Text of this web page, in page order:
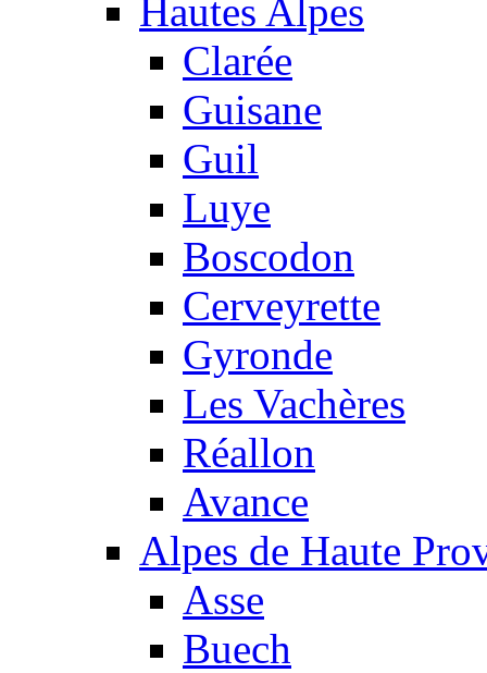
Hautes Alpes
Clarée
Guisane
Guil
Luye
Boscodon
Cerveyrette
Gyronde
Les Vachères
Réallon
Avance
Alpes de Haute
Asse
Buech